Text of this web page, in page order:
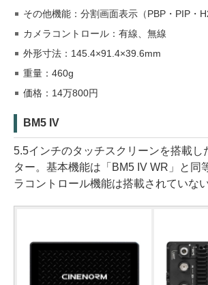
その他機能：分割画面表示（PBP・PIP・
カメラコントロール：有線、無線
外形寸法：145.4×91.4×39.6mm
重量：460g
価格：14万800円
BM5 IV
5.5インチのタッチスクリーンを搭載し
ター。基本機能は「BM5 IV WR」と同
ラコントロール機能は搭載されていない